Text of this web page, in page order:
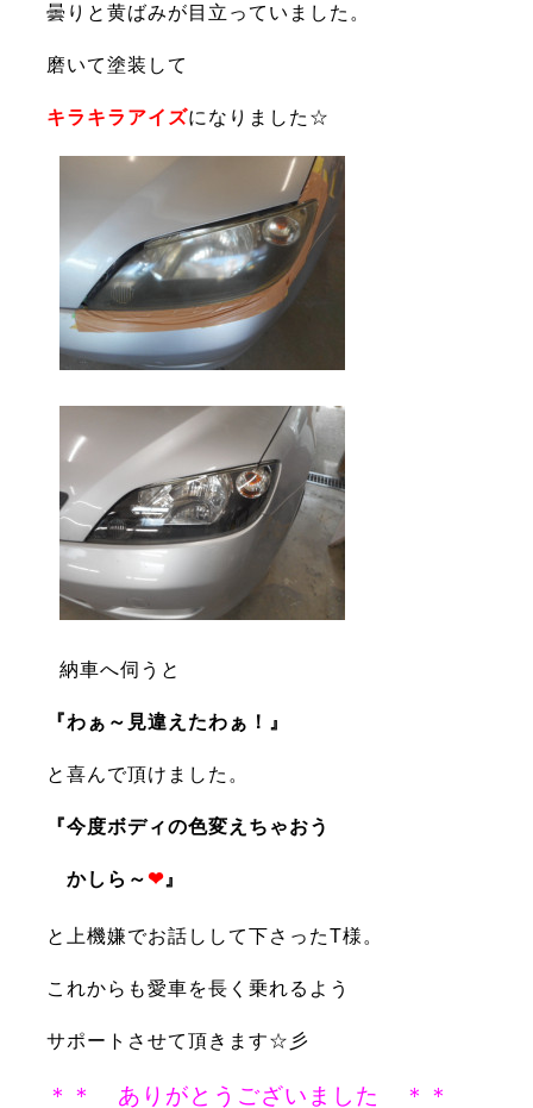
曇りと 黄ばみが目立っていました。
磨いて塗装して
キラキラアイズになりました☆
納車へ伺うと
『わぁ～見違えたわぁ！』
と喜んで頂けました。
『今度ボディの色変えちゃおう
かしら～❤ 』
と上機嫌でお話しして下さったT様。
これからも愛車を長く乗れるよう
サポートさせて頂きます☆彡
＊＊ ありがとうございました ＊＊